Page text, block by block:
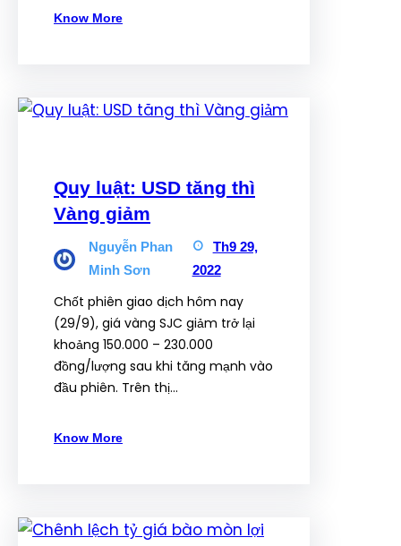
Know More
Quy luật: USD tăng thì
Vàng giảm
Nguyễn Phan
Minh Sơn
Th9 29,
2022
Chốt phiên giao dịch hôm nay
(29/9), giá vàng SJC giảm trở lại
khoảng 150.000 – 230.000
đồng/lượng sau khi tăng mạnh vào
đầu phiên. Trên thị…
Know More